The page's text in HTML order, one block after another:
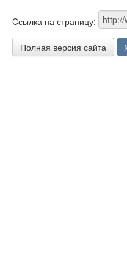
Cсылка на страницу:
Полная версия сайта